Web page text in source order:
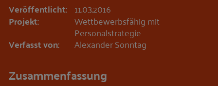
Veröffentlicht: 11.03.2016
Projekt: Wettbewerbsfähig mit
Personalstrategie
Verfasst von: Alexander Sonntag
Zusammenfassung